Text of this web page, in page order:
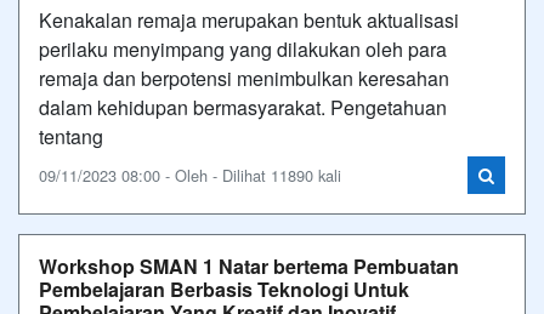
Kenakalan remaja merupakan bentuk aktualisasi
perilaku menyimpang yang dilakukan oleh para
remaja dan berpotensi menimbulkan keresahan
dalam kehidupan bermasyarakat. Pengetahuan
tentang
09/11/2023 08:00 - Oleh - Dilihat 11890 kali
Workshop SMAN 1 Natar bertema Pembuatan
Pembelajaran Berbasis Teknologi Untuk